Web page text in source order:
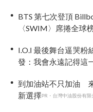
BTS 第七次登頂
〈SWIM〉席捲全球
I.O.I 最後舞台逼哭粉
發：我會永遠記得這
到加油站不只加油
新選擇PR・台灣中油股份有限